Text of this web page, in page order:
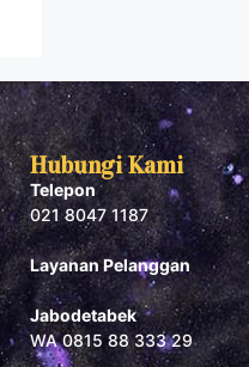
Hubungi Kami
Telepon
021 8047 1187
Layanan Pelanggan
Jabodetabek
WA 0815 88 333 29